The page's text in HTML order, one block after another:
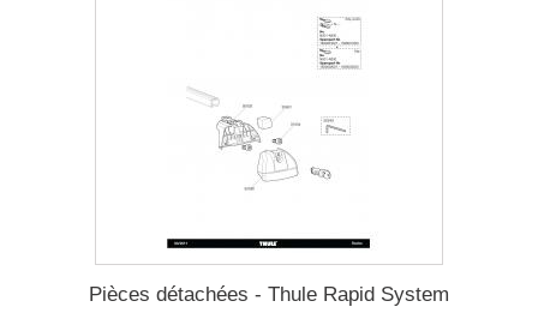
Pièces détachées - Thule Rapid System